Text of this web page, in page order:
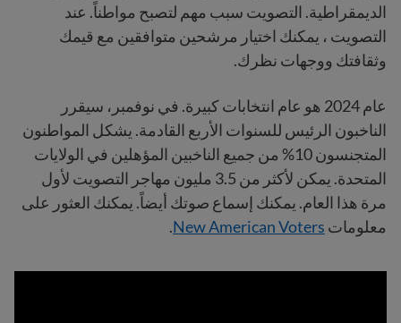
الديمقراطية. التصويت سبب مهم لتصبح مواطناً. عند
التصويت ، يمكنك اختيار مرشحين متوافقين مع قيمك
وثقافتك ووجهات نظرك.
عام 2024 هو عام انتخابات كبيرة. في نوفمبر، سيقرر
الناخبون الرئيس للسنوات الأربع القادمة. يشكل المواطنون
المتجنسون 10% من جميع الناخبين المؤهلين في الولايات
المتحدة. يمكن لأكثر من 3.5 مليون مهاجر التصويت لأول
مرة هذا العام. يمكنك إسماع صوتك أيضاً. يمكنك العثور على
معلومات New American Voters
.